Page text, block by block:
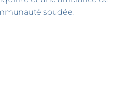
soudée.